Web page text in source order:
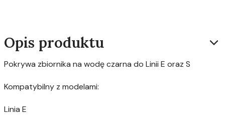
Opis produktu
Pokrywa zbiornika na wodę czarna do Linii E oraz S
Kompatybilny z modelami:
Linia E